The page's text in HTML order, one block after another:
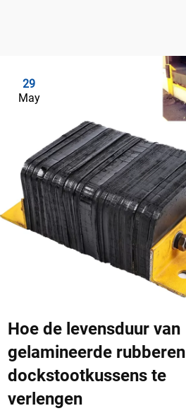
29
May
Hoe de levensduur van
gelamineerde rubberen
dockstootkussens te
verlengen